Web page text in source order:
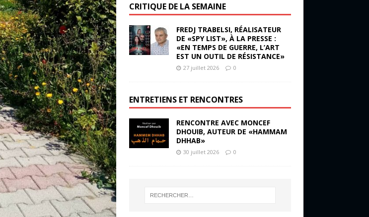
CRITIQUE DE LA SEMAINE
FREDJ TRABELSI, RÉALISATEUR
DE «SPY LIST», À LA PRESSE :
«EN TEMPS DE GUERRE, L’ART
EST UN OUTIL DE RÉSISTANCE»
27 juillet 2026 0
ENTRETIENS ET RENCONTRES
RENCONTRE AVEC MONCEF
DHOUIB, AUTEUR DE «HAMMAM
DHHAB»
30 juillet 2026 0